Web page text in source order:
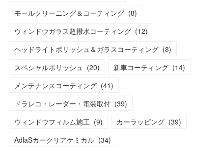
モールクリーニング＆コーティング (8)
ウィンドウガラス超撥水コーティング (12)
ヘッドライトポリッシュ＆ガラスコーティング (8)
スペシャルポリッシュ
(20) 新車コーティング (14)
メンテナンスコーティング (41)
ドラレコ・レーダー・電装取付 (39)
ウィンドウフィルム施工 (9) カーラッピング (39)
AdlaSカークリアケミカル (34)